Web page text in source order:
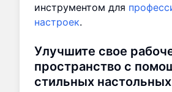
инструментом для
настроек.
Улучшите свое
пространство с
стильных